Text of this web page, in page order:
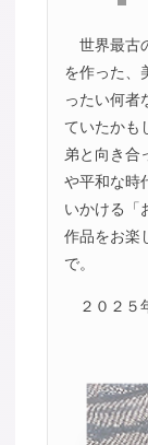
世界最古
を作った、
ったい何者
ていたかも
弟と向き合
や平和な時
いかける「
作品をお楽
で。
２０２５